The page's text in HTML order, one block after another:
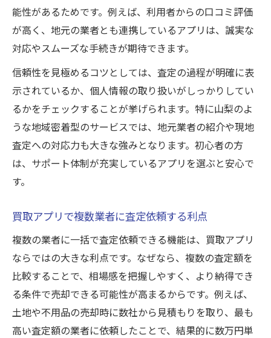
能性があるためです。例えば、利用者からの口コミ評価
が高く、地元の業者とも連携しているアプリは、誠実な
対応やスムーズな手続きが期待できます。
信頼性を見極めるコツとしては、査定の過程が明確に表
示されているか、個人情報の取り扱いがしっかりしてい
るかをチェックすることが挙げられます。特に山梨のよ
うな地域密着型のサービスでは、地元業者の紹介や現地
査定への対応力も大きな強みとなります。初心者の方
は、サポート体制が充実しているアプリを選ぶと安心で
す。
買取アプリで複数業者に査定依頼する利点
複数の業者に一括で査定依頼できる機能は、買取アプリ
ならではの大きな利点です。なぜなら、複数の査定額を
比較することで、相場感を把握しやすく、より納得でき
る条件で売却できる可能性が高まるからです。例えば、
土地や不用品の売却時に数社から見積もりを取り、最も
高い査定額の業者に依頼したことで、結果的に数万円単